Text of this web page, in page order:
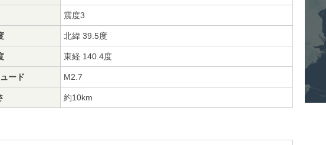
震度3
北緯 39.5度
東経 140.4度
ード M2.7
約10km